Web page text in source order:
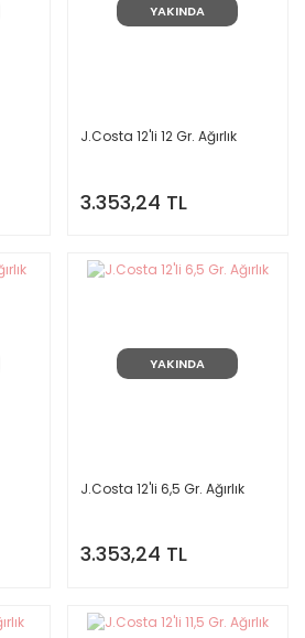
YAKINDA
J.Costa 12'li 12 Gr. Ağırlık
3.353,24 TL
YAKINDA
J.Costa 12'li 6,5 Gr. Ağırlık
3.353,24 TL